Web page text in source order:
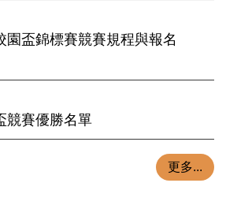
盃錦標賽競賽規程與報名
競賽優勝名單
更多...